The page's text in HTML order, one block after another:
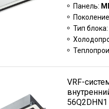
Панель:
Тип блока:
VRF-
56Q2DHN1